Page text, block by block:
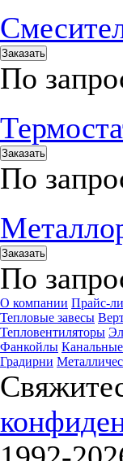
Заказать
По
Заказать
По
Заказать
По
О компании Прайс-
Тепловые завесы
Тепловентиляторы
Фанкойлы Канальные
Градирни